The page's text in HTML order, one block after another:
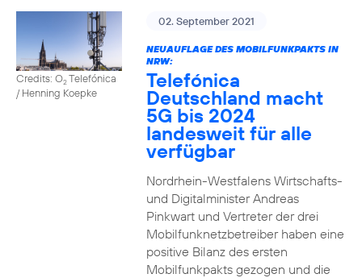
Credits: O2Telefónica
/ Henning Koepke
02. September 2021
NEUAUFLAGE DES MOBILFUNKPAKTS IN
NRW:
Telefónica
Deutschland macht
5G bis 2024
landesweit für alle
verfügbar
Nordrhein-Westfalens Wirtschafts-
und Digitalminister Andreas
Pinkwart und Vertreter der drei
Mobilfunknetzbetreiber haben eine
positive Bilanz des ersten
Mobilfunkpakts gezogen und die